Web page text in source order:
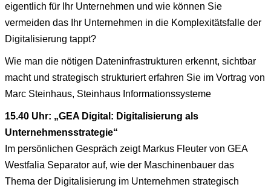
eigentlich für Ihr Unternehmen und wie können Sie
vermeiden das Ihr Unternehmen in die Komplexitätsfalle der
Digitalisierung tappt?
Wie man die nötigen Dateninfrastrukturen erkennt, sichtbar
macht und strategisch strukturiert erfahren Sie im Vortrag von
Marc Steinhaus, Steinhaus Informationssysteme
15.40 Uhr: „GEA Digital: Digitalisierung als
Unternehmensstrategie“
Im persönlichen Gespräch zeigt Markus Fleuter von GEA
Westfalia Separator auf, wie der Maschinenbauer das
Thema der Digitalisierung im Unternehmen strategisch